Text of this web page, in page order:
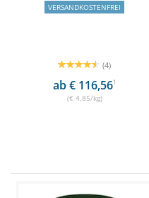
VERSANDKOSTENFREI
(4)
ab € 116,561
(€ 4,85/kg)